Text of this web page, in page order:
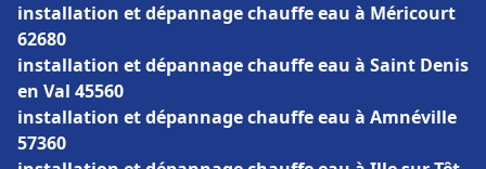
installation et dépannage chauffe eau à Méricourt
62680
installation et dépannage chauffe eau à Saint Denis
en Val 45560
installation et dépannage chauffe eau à Amnéville
57360